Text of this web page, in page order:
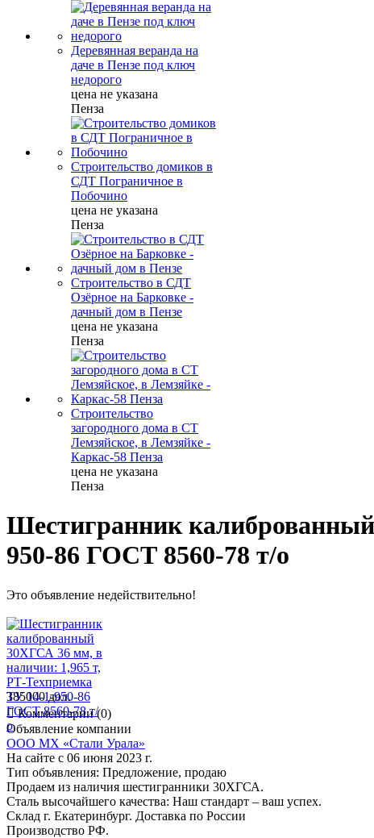
Деревянная веранда на
даче в Пензе под ключ
недорого
цена не указана
Пенза
Строительство домиков в
СДТ Пограничное в
Побочино
цена не указана
Пенза
Строительство в СДТ
Озёрное на Барковке -
дачный дом в Пензе
цена не указана
Пенза
Строительство
загородного дома в СТ
Лемзяйское, в Лемзяйке -
Каркас-58 Пенза
цена не указана
Пенза
Шестигранник
950-86 ГОСТ 8560-78 т/о
Это объявление недействительно!
385000 дол.
Комментарии (0)
Объявление компании
ООО МХ «Стали Урала»
На сайте с 06 июня 2023 г.
Тип объявления: Предложение, продаю
Продаем из наличия шестигранники 30ХГСА.
Сталь высочайшего качества: Наш стандарт – ваш успех.
Склад г. Екатеринбург. Доставка по России
Производство РФ.